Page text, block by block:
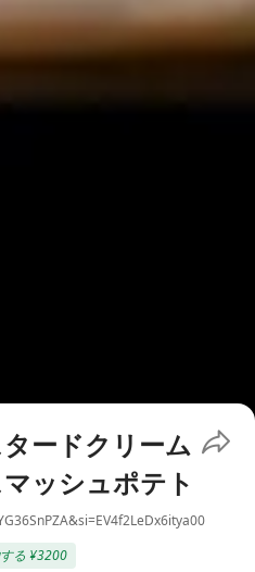
ードクリーム
ッシュポテト
る ¥3200